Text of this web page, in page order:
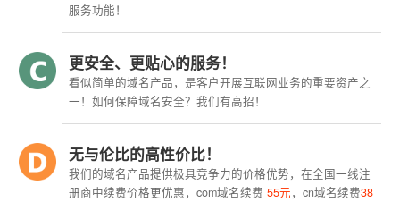
服务功能！
更安全、更贴心的服务！
看似简单的域名产品，是客户开展互联网业务的重要资产之
一！如何保障域名安全？我们有高招！
无与伦比的高性价比！
我们的域名产品提供极具竞争力的价格优势，在全国一线注
册商中续费价格更优惠，com域名续费 55元，cn域名续费38